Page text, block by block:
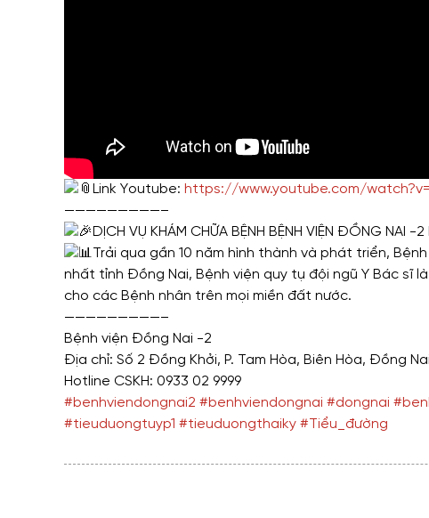
Link Youtube: https://www.youtube.com/
—————————–
DỊCH VỤ KHÁM CHỮA BỆNH BỆNH VIỆN ĐỒNG NAI
Trải qua gần 10 năm hình thành và phát triển,
nhất tỉnh Đồng Nai, Bệnh viện quy tụ đội ngũ Y Bác sĩ
cho các Bệnh nhân trên mọi miền đất nước.
—————————–
Bệnh viện Đồng Nai -2
Địa chỉ: Số 2 Đồng Khởi, P. Tam Hòa, Biên Hòa, Đồng Nai
Hotline CSKH: 0933 02 9999
#benhviendongnai2 #benhviendongnai #dongnai
#tieuduongtuyp1 #tieuduongthaiky #Tiểu_đường